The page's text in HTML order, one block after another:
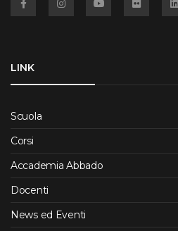
LINK
Scuola
Corsi
Accademia Abbado
Docenti
News ed Eventi